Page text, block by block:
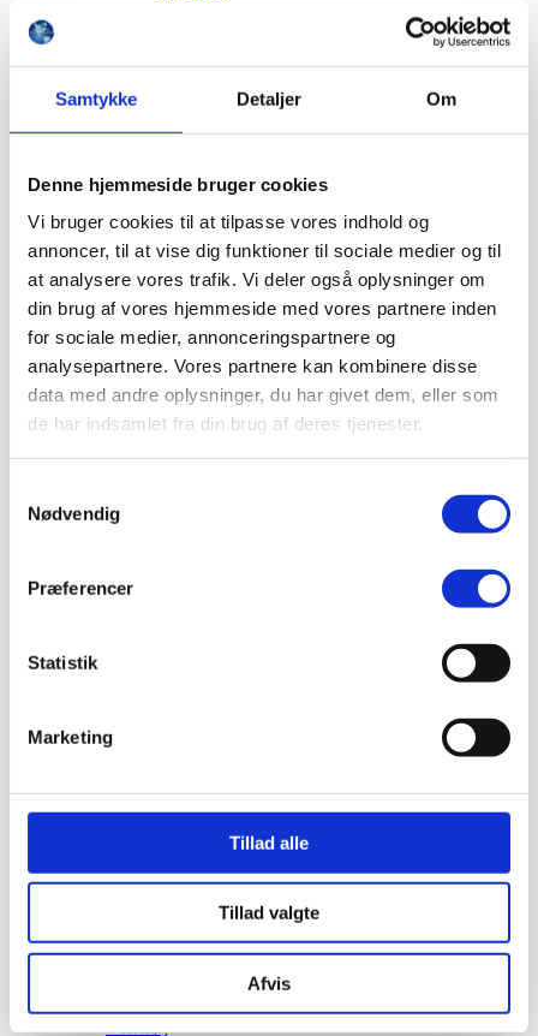
Samtykke Detaljer Om
Denne hjemmeside bruger cookies
Vi bruger cookies til at tilpasse vores indhold og
annoncer, til at vise dig funktioner til sociale medier og til
at analysere vores trafik. Vi deler også oplysninger om
din brug af vores hjemmeside med vores partnere inden
for sociale medier, annonceringspartnere og
analysepartnere. Vores partnere kan kombinere disse
data med andre oplysninger, du har givet dem, eller som
de har indsamlet fra din brug af deres tjenester.
Nødvendig
Præferencer
Statistik
Marketing
Tillad alle
Tillad valgte
Afvis
Brandmateriel
Affaldsbeholdere
Førstehjælp
Hygiejne
Kemi håndtering
Plejeprodukter
Sikkerhedsfodtøj
Såler
Sandal
Sko
Støvler
Støvlet
Valg af sikkerhedssko
Stiger
Sundhedsmiljø
Ozonmaskiner
Trafiksikkerhed
Afspærring
Trafikspejle
Vejmarkering
Vejmaling
Ukrudtsbekæmpelse